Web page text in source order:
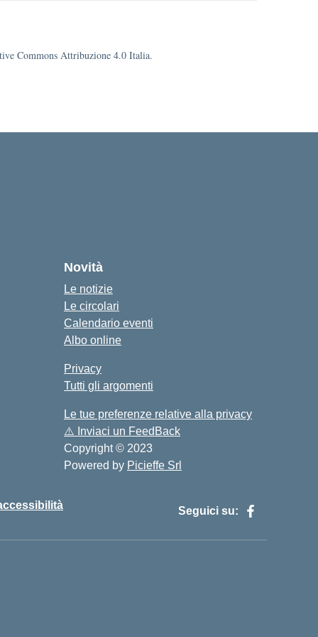
Commons Attribuzione 4.0 Italia.
Novità
Le notizie
Le circolari
Calendario eventi
Albo online
Privacy
Tutti gli argomenti
Le tue preferenze relative alla privacy
⚠️ Inviaci un FeedBack
Copyright © 2023
Powered by Picieffe Srl
Seguici su: